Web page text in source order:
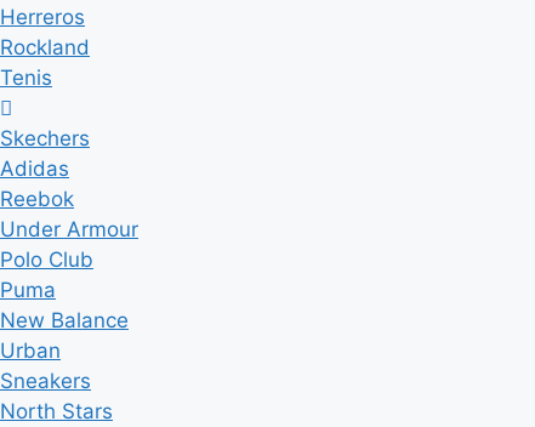
Herreros
Rockland
Tenis
Skechers
Adidas
Reebok
Under Armour
Polo Club
Puma
New Balance
Urban
Sneakers
North Stars